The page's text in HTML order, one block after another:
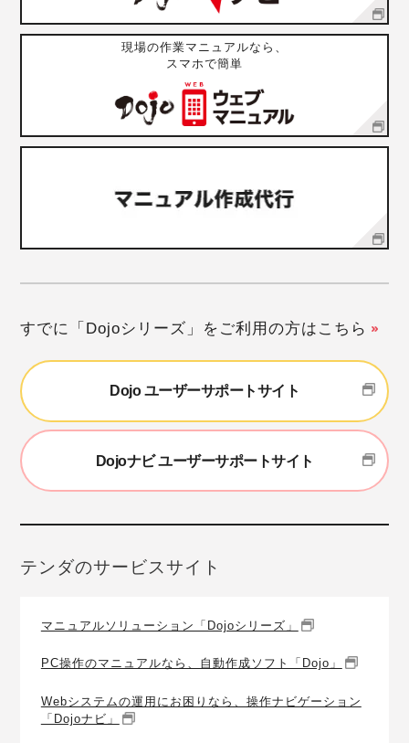
現場の作業マニュアルなら、
スマホで簡単
すでに「Dojoシリーズ」をご利用の方はこちら
Dojo ユーザーサポートサイト
Dojoナビ ユーザーサポートサイト
テンダのサービスサイト
マニュアルソリューション「Dojoシリーズ」
PC操作のマニュアルなら、自動作成ソフト「Dojo」
Webシステムの運用にお困りなら、操作ナビゲーション
「Dojoナビ」